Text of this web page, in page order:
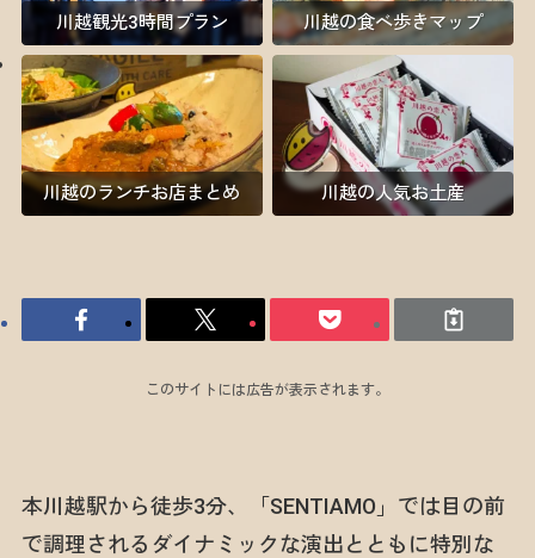
川越観光3時間プラン 川越の食べ歩きマップ
川越のランチお店まとめ 川越の人気お土産
このサイトには広告が表示されます。
本川越駅から徒歩3分、「SENTIAMO」では目の前
で調理されるダイナミックな演出とともに特別な